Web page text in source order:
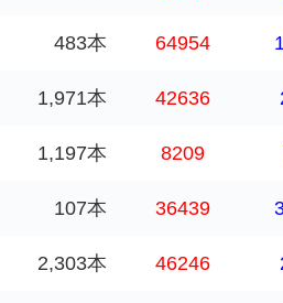
483本 64954
1,971本 42636
1,197本 8209
107本 36439
2,303本 46246